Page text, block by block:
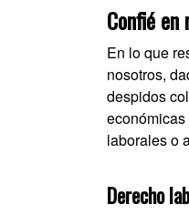
Confié
En lo que
nosotros,
despidos
laborales o
Derecho